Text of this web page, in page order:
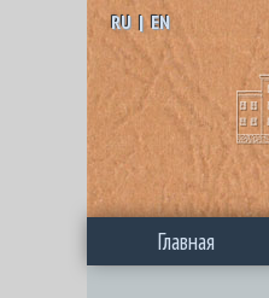
RU | EN
Главная